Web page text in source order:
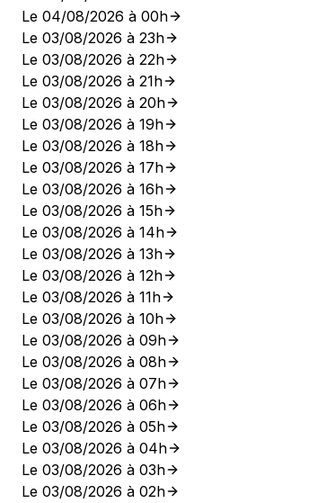
Le 04/08/2026 à 00h
Le 03/08/2026 à 23h
Le 03/08/2026 à 22h
Le 03/08/2026 à 21h
Le 03/08/2026 à 20h
Le 03/08/2026 à 19h
Le 03/08/2026 à 18h
Le 03/08/2026 à 17h
Le 03/08/2026 à 16h
Le 03/08/2026 à 15h
Le 03/08/2026 à 14h
Le 03/08/2026 à 13h
Le 03/08/2026 à 12h
Le 03/08/2026 à 11h
Le 03/08/2026 à 10h
Le 03/08/2026 à 09h
Le 03/08/2026 à 08h
Le 03/08/2026 à 07h
Le 03/08/2026 à 06h
Le 03/08/2026 à 05h
Le 03/08/2026 à 04h
Le 03/08/2026 à 03h
Le 03/08/2026 à 02h